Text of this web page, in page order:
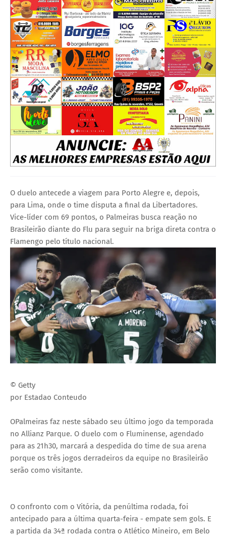
O duelo antecede a viagem para Porto Alegre e, depois,
para Lima, onde o time disputa a final da Libertadores.
Vice-líder com 69 pontos, o Palmeiras busca reação no
Brasileirão diante do Flu para seguir na briga direta contra o
Flamengo pelo título nacional.
© Getty
por Estadao Conteudo
OPalmeiras faz neste sábado seu último jogo da temporada
no Allianz Parque. O duelo com o Fluminense, agendado
para as 21h30, marcará a despedida do time de sua arena
porque os três jogos derradeiros da equipe no Brasileirão
serão como visitante.
O confronto com o Vitória, da penúltima rodada, foi
antecipado para a última quarta-feira - empate sem gols. E
a partida da 34ª rodada contra o Atlético Mineiro, em Belo